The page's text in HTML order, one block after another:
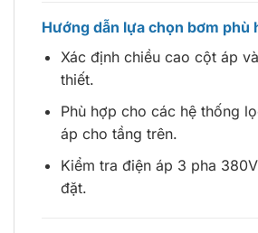
Hướng dẫn lựa chọn bơm phù
Xác định chiều cao cột áp
thiết.
Phù hợp cho các hệ thống
áp cho tầng trên.
Kiểm tra điện áp 3 pha
đặt.